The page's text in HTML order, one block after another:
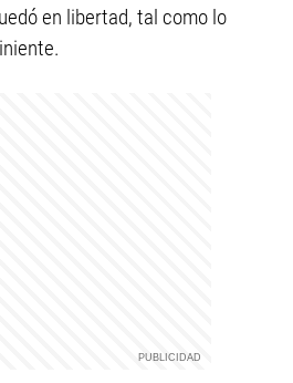
en libertad, tal como lo